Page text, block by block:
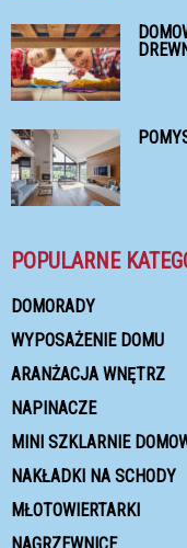
POPULARNE
DOMORADY
WYPOSAŻENIE DOMU
ARANŻACJA WNĘTRZ
NAPINACZE
MINI SZKLARNIE
NAKŁADKI NA SCHODY
MŁOTOWIERTARKI
NAGRZEWNICE